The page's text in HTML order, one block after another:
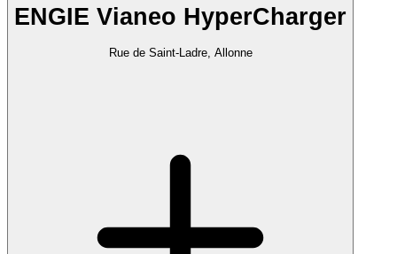
ENGIE Vianeo HyperCharger
Rue de Saint-Ladre, Allonne